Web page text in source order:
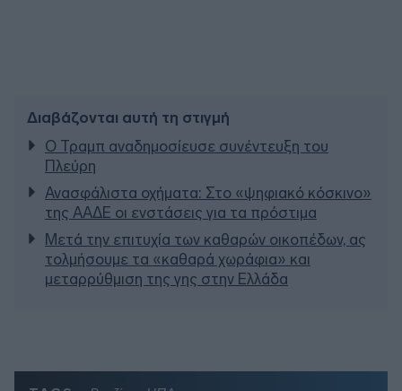
Διαβάζονται αυτή τη στιγμή
Ο Τραμπ αναδημοσίευσε συνέντευξη του
Πλεύρη
Ανασφάλιστα οχήματα: Στο «ψηφιακό κόσκινο»
της ΑΑΔΕ οι ενστάσεις για τα πρόστιμα
Μετά την επιτυχία των καθαρών οικοπέδων, ας
τολμήσουμε τα «καθαρά χωράφια» και
μεταρρύθμιση της γης στην Ελλάδα